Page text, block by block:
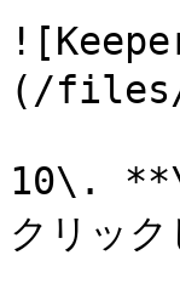
(/files/
10\. **\[
クリック